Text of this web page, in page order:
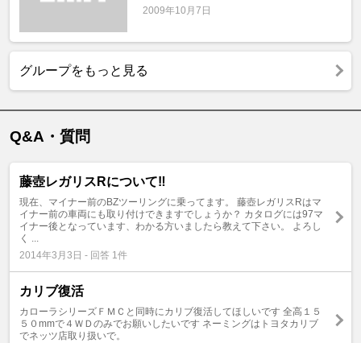
2009年10月7日
グループをもっと見る
Q&A・質問
藤壺レガリスRについて‼︎
現在、マイナー前のBZツーリングに乗ってます。 藤壺レガリスRはマ
イナー前の車両にも取り付けできますでしょうか？ カタログには97マ
イナー後となっています、わかる方いましたら教えて下さい。 よろし
く ...
2014年3月3日 - 回答 1件
カリブ復活
カローラシリーズＦＭＣと同時にカリブ復活してほしいです 全高１５
５０mmで４ＷＤのみでお願いしたいです ネーミングはトヨタカリブ
でネッツ店取り扱いで。